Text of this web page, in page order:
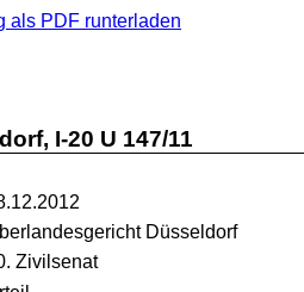
als PDF runterladen
I-20 U 147/11
Düsseldorf
Zivilsenat